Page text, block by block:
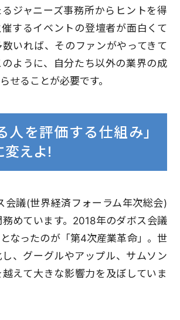
ジャニーズ事務所からヒントを得
するイベントの登壇者が面白くて
いれば、そのファンがやってきて
ように、自分たち以外の業界の成
せることが必要です。
人を評価する仕組み」
変えよ!
会議(世界経済フォーラム年次総会)
めています。2018年のダボス会議
なったのが「第4次産業革命」。世
、グーグルやアップル、サムソン
えて大きな影響力を及ぼしていま